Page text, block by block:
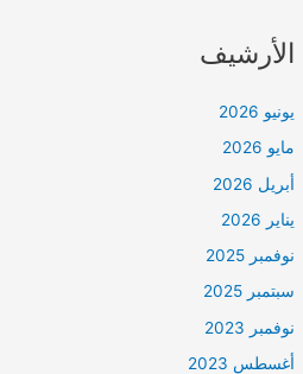
الأرشيف
يونيو 2026
مايو 2026
أبريل 2026
يناير 2026
نوفمبر 2025
سبتمبر 2025
نوفمبر 2023
أغسطس 2023